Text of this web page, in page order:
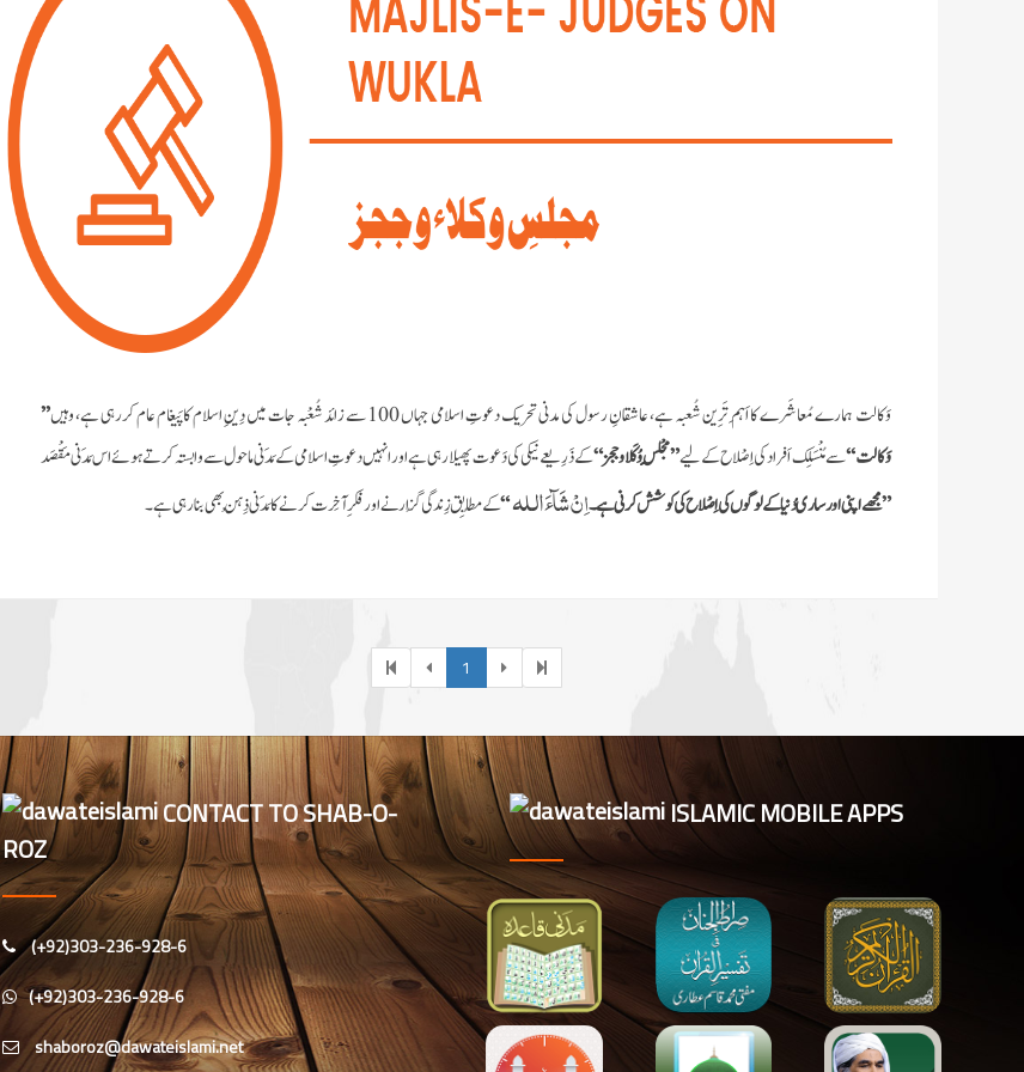
وَکالت ہمارے مُعاشَرے کا اَہَم تَرِین شُعبہ ہے، عاشقانِ رسول کی مدنی تحریک دعوتِ اسلامی جہاں 100 سے زائد شُعْبہ جات میں دِینِ اسلام کا پَیغام عام کررہی ہے، وہیں
’’
وَکالت‘‘سےمُنْسَلِک اَفراد کی اِصْلاح کے لیے”مَجْلِسِ وُکَلا وججز“کے ذَرِیعے نیکی کی دَعوت پھیلارہی ہے اور انہیں دعوتِ اسلامی کے مَدَنی ماحول سے وابستہ کرتے ہوئے اس مَدَنی مَقْصَد
”مجھے اپنیاور ساری دُنیا کے لوگوں کی اِصْلاح کی کوشش کرنی ہے۔اِنْ شَآءَاللہ“کے مُطابِق زِندگی گُزارنےاور فکرِ آخِرت کرنے کا مَدَنی ذِہْن بھی بنا رہی ہے ۔
1
CONTACT TO SHAB-O-
ROZ
(+92)303-236-928-6
(+92)303-236-928-6
shaboroz@dawateislami.net
ISLAMIC MOBILE APPS